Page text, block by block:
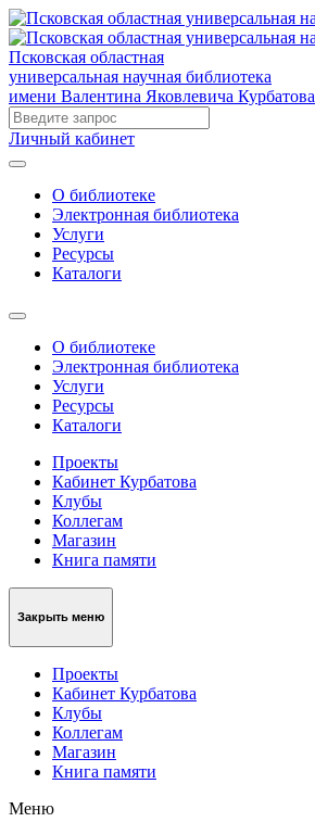
Псковская областная
универсальная научная библиотека
имени Валентина Яковлевича Курбатова
Личный кабинет
О библиотеке
Электронная библиотека
Услуги
Ресурсы
Каталоги
О библиотеке
Электронная библиотека
Услуги
Ресурсы
Каталоги
Проекты
Кабинет Курбатова
Клубы
Коллегам
Магазин
Книга памяти
Закрыть меню
Проекты
Кабинет Курбатова
Клубы
Коллегам
Магазин
Книга памяти
Меню